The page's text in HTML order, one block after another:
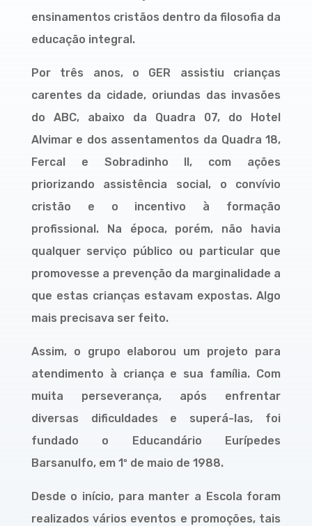
ensinamentos cristãos dentro da filosofia da
educação integral.
Por três anos, o GER assistiu crianças
carentes da cidade, oriundas das invasões
do ABC, abaixo da Quadra 07, do Hotel
Alvimar e dos assentamentos da Quadra 18,
Fercal e Sobradinho II, com ações
priorizando assistência social, o convívio
cristão e o incentivo à formação
profissional. Na época, porém, não havia
qualquer serviço público ou particular que
promovesse a prevenção da marginalidade a
que estas crianças estavam expostas. Algo
mais precisava ser feito.
Assim, o grupo elaborou um projeto para
atendimento à criança e sua família. Com
muita perseverança, após enfrentar
diversas dificuldades e superá-las, foi
fundado o Educandário Eurípedes
Barsanulfo, em 1º de maio de 1988.
Desde o início, para manter a Escola foram
realizados vários eventos e promoções, tais